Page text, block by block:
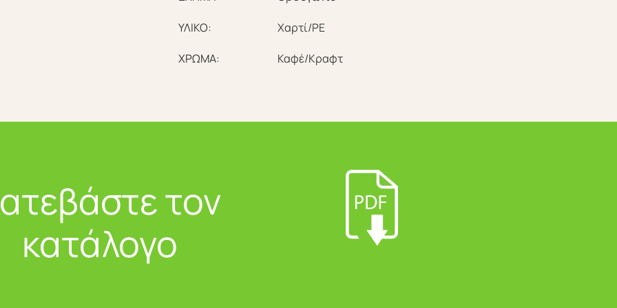
ΥΛΙΚΟ: Χαρτί/PE
ΧΡΩΜΑ: Καφέ/Κραφτ
τον
κατάλογο